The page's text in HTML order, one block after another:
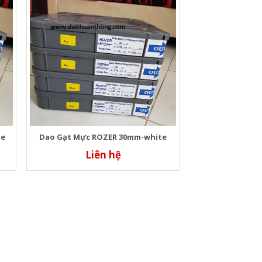
Dao Gạt Mực ROZER 30mm-white
Liên hệ